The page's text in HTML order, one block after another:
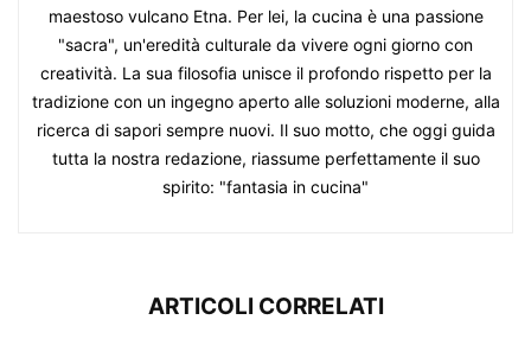
maestoso vulcano Etna. Per lei, la cucina è una passione
"sacra", un'eredità culturale da vivere ogni giorno con
creatività. La sua filosofia unisce il profondo rispetto per la
tradizione con un ingegno aperto alle soluzioni moderne, alla
ricerca di sapori sempre nuovi. Il suo motto, che oggi guida
tutta la nostra redazione, riassume perfettamente il suo
spirito: "fantasia in cucina"
ARTICOLI CORRELATI